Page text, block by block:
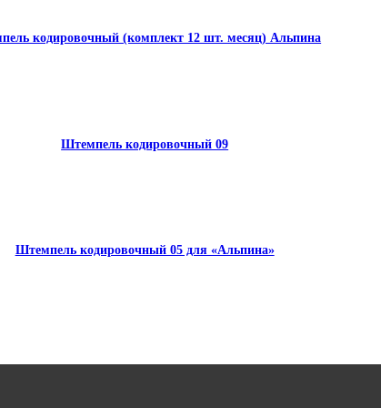
кодировочный (комплект 12 шт. месяц) Альпина
Штемпель кодировочный 09
Штемпель кодировочный 05 для «Альпина»